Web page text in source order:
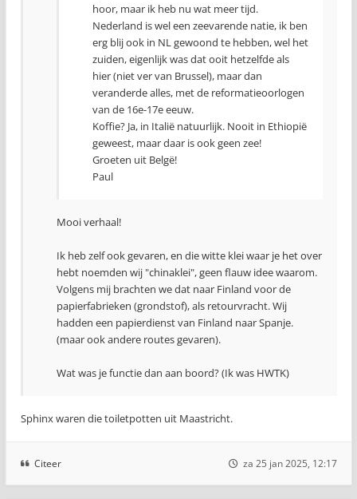
hoor, maar ik heb nu wat meer tijd.
Nederland is wel een zeevarende natie, ik ben
erg blij ook in NL gewoond te hebben, wel het
zuiden, eigenlijk was dat ooit hetzelfde als
hier (niet ver van Brussel), maar dan
veranderde alles, met de reformatieoorlogen
van de 16e-17e eeuw.
Koffie? Ja, in Italië natuurlijk. Nooit in Ethiopië
geweest, maar daar is ook geen zee!
Groeten uit Belgë!
Paul
Mooi verhaal!
Ik heb zelf ook gevaren, en die witte klei waar je het over
hebt noemden wij "chinaklei", geen flauw idee waarom.
Volgens mij brachten we dat naar Finland voor de
papierfabrieken (grondstof), als retourvracht. Wij
hadden een papierdienst van Finland naar Spanje.
(maar ook andere routes gevaren).
Wat was je functie dan aan boord? (Ik was HWTK)
Sphinx waren die toiletpotten uit Maastricht.
Citeer za 25 jan 2025, 12:17